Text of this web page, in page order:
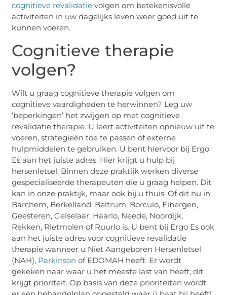
cognitieve revalidatie volgen om betekenisvolle
activiteiten in uw dagelijks leven weer goed uit te
kunnen voeren.
Cognitieve therapie
volgen?
Wilt u graag cognitieve therapie volgen om
cognitieve vaardigheden te herwinnen? Leg uw
‘beperkingen’ het zwijgen op met cognitieve
revalidatie therapie. U leert activiteiten opnieuw uit te
voeren, strategieën toe te passen of externe
hulpmiddelen te gebruiken. U bent hiervoor bij Ergo
Es aan het juiste adres. Hier krijgt u hulp bij
hersenletsel. Binnen deze praktijk werken diverse
gespecialiseerde therapeuten die u graag helpen. Dit
kan in onze praktijk, maar ook bij u thuis. Of dit nu in
Barchem, Berkelland, Beltrum, Borculo, Eibergen,
Geesteren, Gelselaar, Haarlo, Neede, Noordijk,
Rekken, Rietmolen of Ruurlo is. U bent bij Ergo Es ook
aan het juiste adres voor cognitieve revalidatie
therapie wanneer u Niet Aangeboren Hersenletsel
(NAH), Parkinson of EDOMAH heeft. Er wordt
gekeken naar waar u het meeste last van heeft; dit
krijgt prioriteit. Op basis van deze prioriteiten wordt